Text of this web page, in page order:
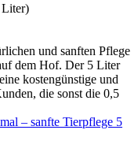
Liter)
und sanften Pflege
dem Hof. Der 5 Liter
kostengünstige und
die sonst die 0,5